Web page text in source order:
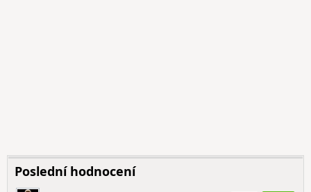
Poslední hodnocení